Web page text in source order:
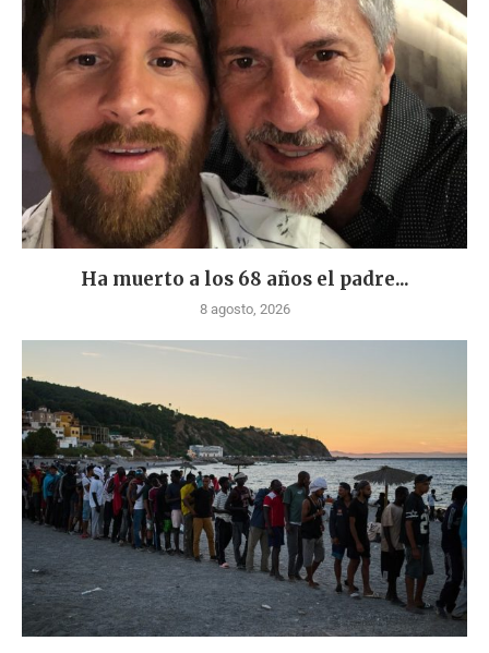
Ha muerto a los 68 años el padre...
8 agosto, 2026